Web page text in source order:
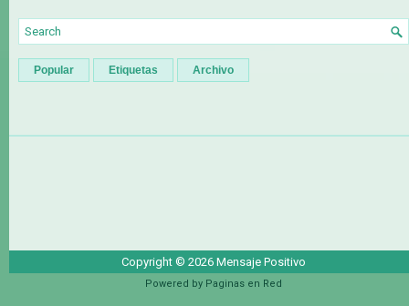
Popular Etiquetas Archivo
Copyright © 2026 Mensaje Positivo
Powered by Paginas en Red